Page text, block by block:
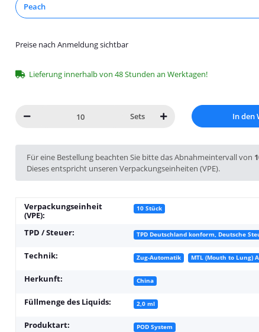
Peach
Preise nach Anmeldung sichtbar
Lieferung innerhalb von 48 Stunden an Werktagen!
Sets In den
x
Für eine Bestellung beachten Sie bitte das Abnahmeintervall von
Dieses entspricht unseren Verpackungseinheiten (VPE).
Verpackungseinheit
(VPE):
10 Stück
TPD / Steuer: TPD Deutschland konform, Deutsche
Technik: Zug-Automatik MTL (Mouth to Lung)
Herkunft: China
Füllmenge des Liquids: 2,0 ml
Produktart: POD System